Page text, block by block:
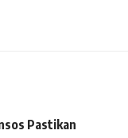
Pastikan